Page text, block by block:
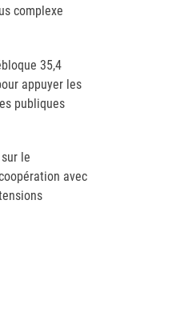
complexe
35,4
appuyer les
publiques
le
avec